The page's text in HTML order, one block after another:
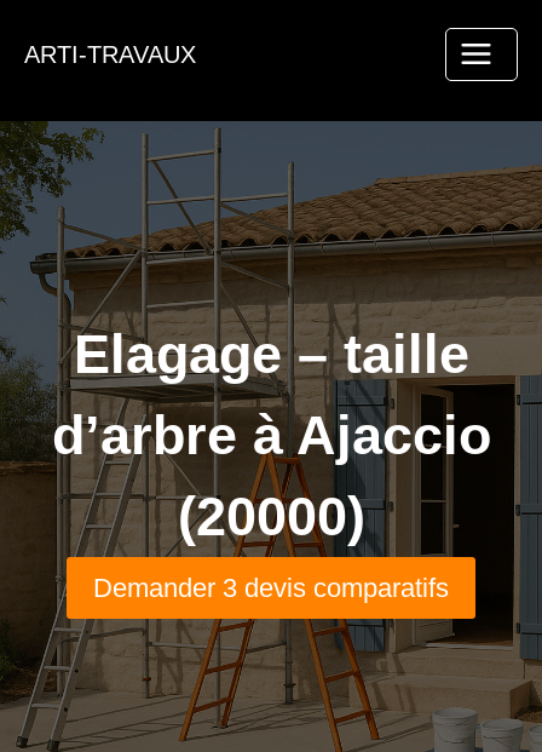
ARTI-TRAVAUX
Elagage – taille
d’arbre à Ajaccio
(20000)
Demander 3 devis comparatifs